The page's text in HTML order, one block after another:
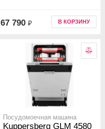
67 790 ₽ В КОРЗИНУ
Посудомоечная машина
Kuppersberg GLM 4580